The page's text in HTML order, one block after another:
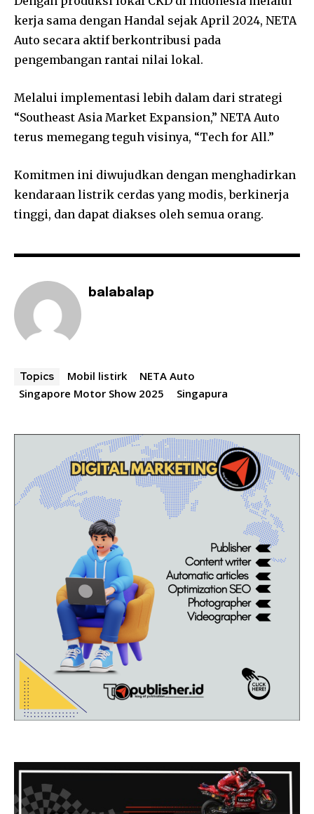
kerja sama dengan Handal sejak April 2024, NETA
Auto secara aktif berkontribusi pada
pengembangan rantai nilai lokal.
Melalui implementasi lebih dalam dari strategi
“Southeast Asia Market Expansion,” NETA Auto
terus memegang teguh visinya, “Tech for All.”
Komitmen ini diwujudkan dengan menghadirkan
kendaraan listrik cerdas yang modis, berkinerja
tinggi, dan dapat diakses oleh semua orang.
balabalap
Topics Mobil listirk
NETA Auto
Singapore Motor Show 2025
Singapura